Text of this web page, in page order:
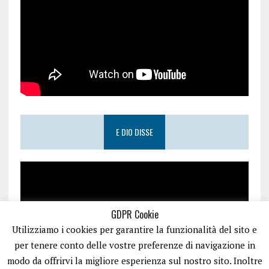
E DIO DISSE
GDPR Cookie
Utilizziamo i cookies per garantire la funzionalità del sito e
per tenere conto delle vostre preferenze di navigazione in
modo da offrirvi la migliore esperienza sul nostro sito. Inoltre